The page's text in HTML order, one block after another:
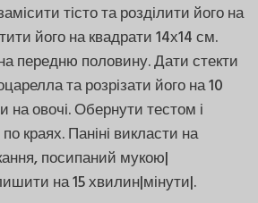
тісто та розділити його на
його на квадрати 14х14 см.
передню половину. Дати стекти
та розрізати його на 10
на овочі. Обернути тестом і
краях. Паніні викласти на
посипаний мукою|
на 15 хвилин|мінути|.